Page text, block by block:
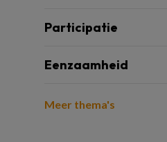
Participatie
Eenzaamheid
Meer thema's